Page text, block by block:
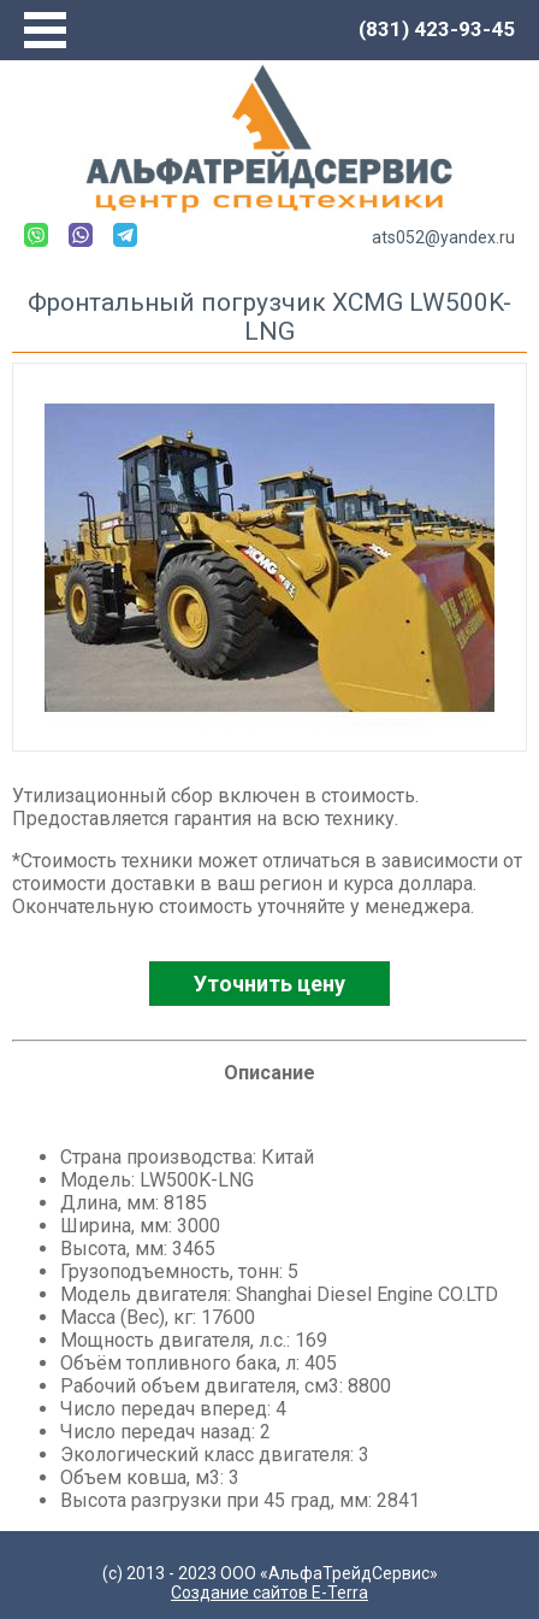
(831) 423-93-45
Сервис
Каталог
Новости
Экскаваторы
Экскаваторы-погрузчики
Спецтехника XCMG
Буровые установки
Карьерные самосвалы
Дорожные фрезы
Асфальтоукладчики
Телескопические погрузчики
Катки
Фронтальные погрузчики
Автокраны
Гусеничные краны
Ножничные подъемники
Мини-погрузчики
ats052@yandex.ru
Фронтальный погрузчик XCMG LW500K-
LNG
Утилизационный сбор включен в стоимость.
Предоставляется гарантия на всю технику.
*Стоимость техники может отличаться в зависимости от
стоимости доставки в ваш регион и курса доллара.
Окончательную стоимость уточняйте у менеджера.
Уточнить цену
Описание
Страна производства: Китай
Модель: LW500K-LNG
Длина, мм: 8185
Ширина, мм: 3000
Высота, мм: 3465
Грузоподъемность, тонн: 5
Модель двигателя: Shanghai Diesel Engine CO.LTD
Масса (Вес), кг: 17600
Мощность двигателя, л.с.: 169
Объём топливного бака, л: 405
Рабочий объем двигателя, см3: 8800
Число передач вперед: 4
Число передач назад: 2
Экологический класс двигателя: 3
Объем ковша, м3: 3
Высота разгрузки при 45 град, мм: 2841
(с) 2013 - 2023 ООО «АльфаТрейдСервис»
Создание сайтов E-Terra